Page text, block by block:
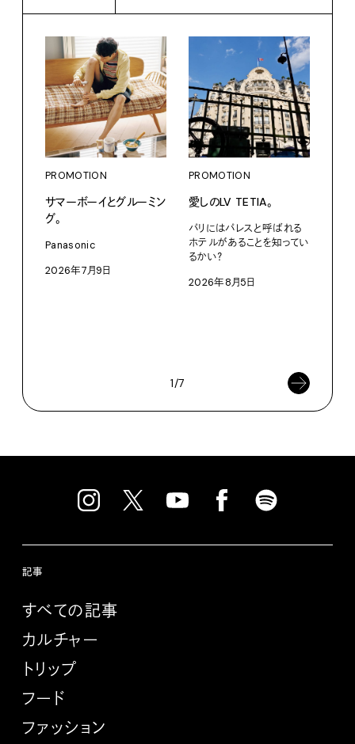
PROMOTION
サマーボーイとグルーミン
グ。
Panasonic
2026年7月9日
PROMOTION
愛しのLV TETIA。
パリにはパレスと呼ばれる
ホテルがあることを知ってい
るかい？
2026年8月5日
1/7
記事
すべての記事
カルチャー
トリップ
フード
ファッション